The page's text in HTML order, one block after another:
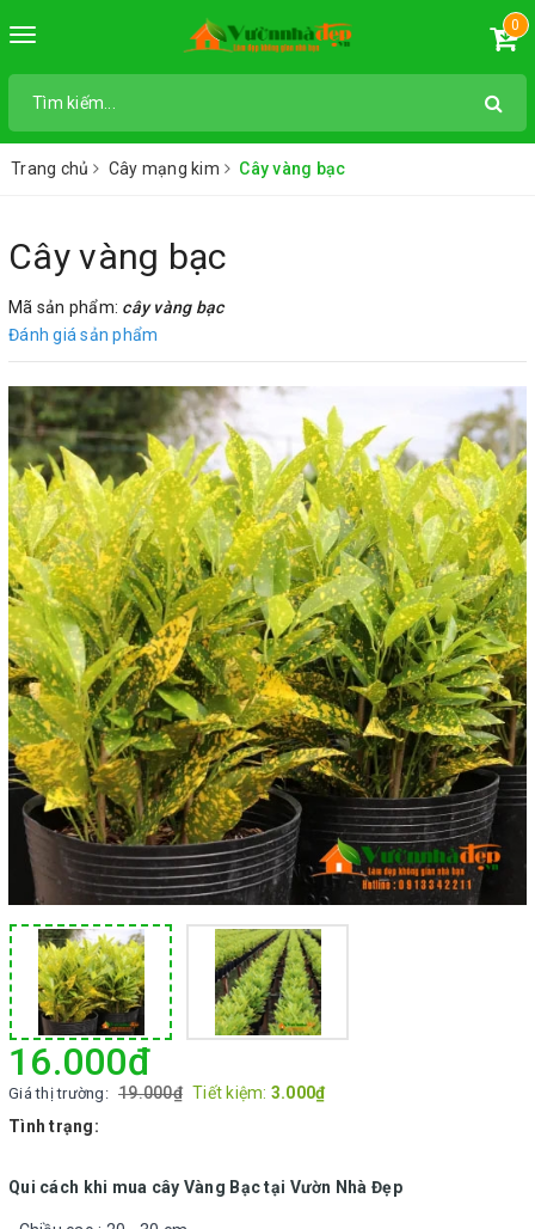
Toggle
0
Trang chủ Cây mạng kim Cây vàng bạc
Cây vàng bạc
Mã sản phẩm: cây vàng bạc
Đánh giá sản phẩm
16.000₫
Giá thị trường: 19.000₫ Tiết kiệm: 3.000₫
Tình trạng:
Qui cách khi mua cây Vàng Bạc tại Vườn Nhà Đẹp